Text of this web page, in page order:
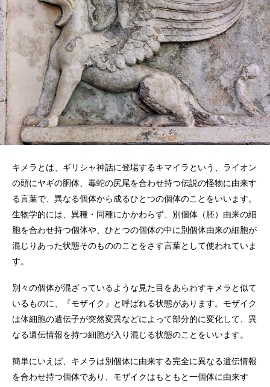
キメラとは、ギリシャ神話に登場するキマイラという、ライオン
の頭にヤギの胴体、毒蛇の尻尾を合わせ持つ伝説の怪物に由来す
る言葉で、異なる個体から成るひとつの個体のことをいいます。
生物学的には、異種・同種にかかわらず、別個体（胚）由来の細
胞を合わせ持つ個体や、ひとつの個体の中に別個体由来の細胞が
混じりあった状態そのもののことをさす言葉として使われていま
す。
別々の個体が混ざっているような見た目をあらわすキメラと似て
いるものに、『モザイク』と呼ばれる状態があります。モザイク
は体細胞の遺伝子が突然変異などによって部分的に変化して、異
なる遺伝情報を持つ細胞が入り混じる状態のことをいいます。
簡単にいえば、キメラは別個体に由来する完全に異なる遺伝情報
を合わせ持つ個体であり、モザイクはもともと一個体に由来す